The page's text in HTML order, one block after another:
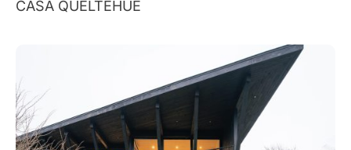
CASA QUELTEHUE